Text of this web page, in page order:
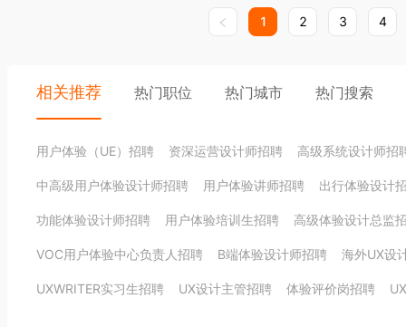
1 2 3 4
相关推荐 热门职位 热门城市 热门搜索
用户体验（UE）招聘 资深运营设计师招聘 高级系统设计师招
中高级用户体验设计师招聘 用户体验讲师招聘 出行体验设计
功能体验设计师招聘 用户体验培训生招聘 高级体验设计总监
VOC用户体验中心负责人招聘 B端体验设计师招聘 海外UX设
UXWRITER实习生招聘 UX设计主管招聘 体验评价岗招聘